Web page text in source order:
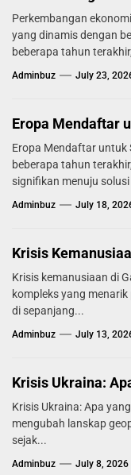
Perkembangan
yang dinamis dengan
beberapa tahun
Adminbuz July 23,
Eropa Mendaftar
Eropa Mendaftar untuk
beberapa tahun
signifikan menuju
Adminbuz July 18,
Krisis
Krisis kemanusiaan di
kompleks yang
di sepanjang...
Adminbuz July 13,
Krisis Ukraina:
Krisis Ukraina: Apa
mengubah lanskap
sejak...
Adminbuz July 8, 2026